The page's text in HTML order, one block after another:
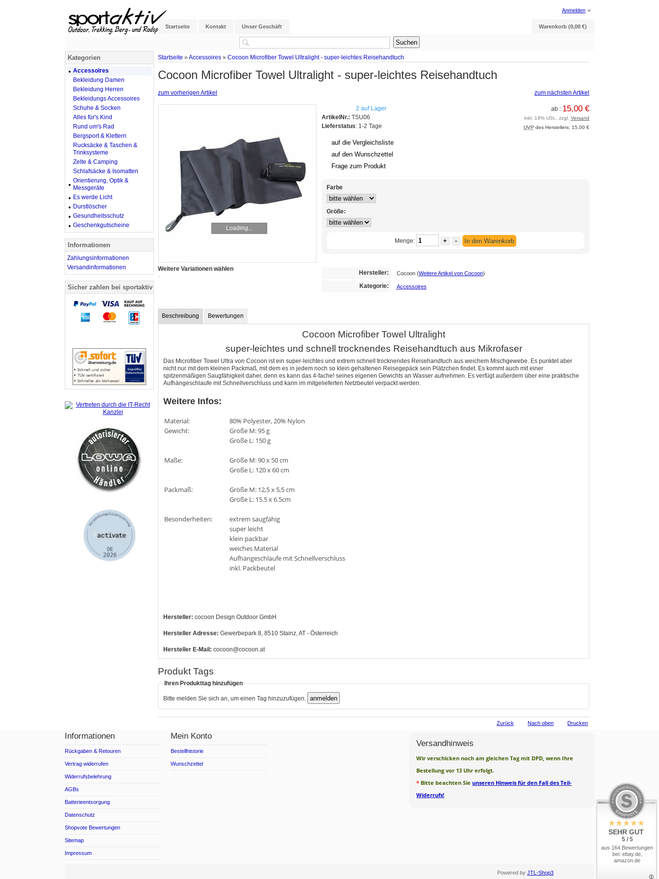
Startseite Kontakt Unser Geschäft Warenkorb (0,00 €)
Anmelden
Startseite » Accessoires » Cocoon Microfiber Towel Ultralight - super-leichtes Reisehandtuch
Cocoon Microfiber Towel Ultralight - super-leichtes Reisehandtuch
zum vorherigen Artikel zum nächsten Artikel
Loading...
Weitere Variationen wählen
2 auf Lager
ArtikelNr.: TSU06
Lieferstatus: 1-2 Tage
auf die Vergleichsliste
auf den Wunschzettel
Frage zum Produkt
ab : 15,00 €
inkl. 19% USt., zzgl. Versand
UVP des Herstellers: 15,00 €
Farbe
Größe:
Menge: + - In den Warenkorb
Hersteller: Cocoon (Weitere Artikel von Cocoon)
Kategorie: Accessoires
Beschreibung Bewertungen
Cocoon Microfiber Towel Ultralight
super-leichtes und schnell trocknendes Reisehandtuch aus Mikrofaser
Das Microfiber Towel Ultra von Cocoon ist ein super-leichtes und extrem schnell trocknendes Reisehandtuch aus weichem Mischgewebe. Es punktet aber
nicht nur mit dem kleinen Packmaß, mit dem es in jedem noch so klein gehaltenen Reisegepäck sein Plätzchen findet. Es kommt auch mit einer
spitzenmäßigen Saugfähigkeit daher, denn es kann das 4-fache! seines eigenen Gewichts an Wasser aufnehmen. Es verfügt außerdem über eine praktische
Aufhängeschlaufe mit Schnellverschluss und kann im mitgelieferten Netzbeutel verpackt werden.
Weitere Infos:
Material:
80% Polyester, 20% Nylon
Gewicht:
Größe M: 95 g
Größe L: 150 g
Maße:
Größe M: 90 x 50 cm
Größe L: 120 x 60 cm
Packmaß:
Größe M: 12,5 x 5,5 cm
Größe L: 15.5 x 6.5cm
Besonderheiten:
extrem saugfähig
super leicht
klein packbar
weiches Material
Aufhängeschlaufe mit Schnellverschluss
inkl. Packbeutel
Hersteller: cocoon Design Outdoor GmbH
Hersteller Adresse: Gewerbepark 8, 8510 Stainz, AT - Österreich
Hersteller E-Mail: cocoon@cocoon.at
Produkt Tags
Ihren Produkttag hinzufügen
Bitte melden Sie sich an, um einen Tag hinzuzufügen.
Zurück Nach oben Drucken
Kategorien
Accessoires
Bekleidung Damen
Bekleidung Herren
Bekleidungs Accessoires
Schuhe & Socken
Alles für's Kind
Rund um's Rad
Bergsport & Klettern
Rucksäcke & Taschen &
Trinksysteme
Zelte & Camping
Schlafsäcke & Isomatten
Orientierung, Optik &
Messgeräte
Es werde Licht
Durstlöscher
Gesundheitsschutz
Geschenkgutscheine
Informationen
Zahlungsinformationen
Versandinformationen
Sicher zahlen bei sportaktiv
Informationen
Rückgaben & Retouren
Vertrag widerrufen
Widerrufsbelehrung
AGBs
Batterieentsorgung
Datenschutz
Shopvote Bewertungen
Sitemap
Impressum
Mein Konto
Bestellhistorie
Wunschzettel
Versandhinweis
Wir verschicken noch am gleichen Tag mit DPD, wenn Ihre
Bestellung vor 13 Uhr erfolgt.
* Bitte beachten Sie unseren Hinweis für den Fall des Teil-
Widerrufs!
Powered by JTL-Shop3
SEHR GUT
5 / 5
aus 164 Bewertungen
bei: ebay.de,
amazon.de